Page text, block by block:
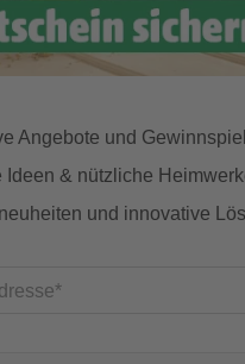
Angebote und
Ideen & nützliche
und innovative